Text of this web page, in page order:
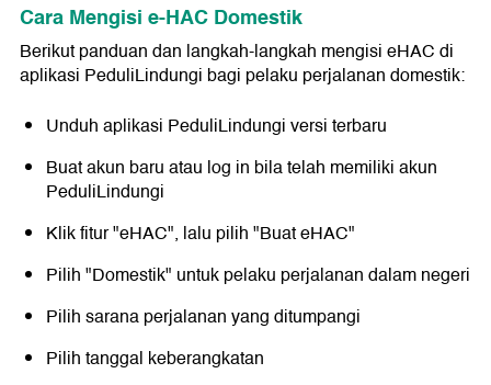
Cara Mengisi e-HAC Domestik
Berikut panduan dan langkah-langkah mengisi eHAC di
aplikasi PeduliLindungi bagi pelaku perjalanan domestik:
Unduh aplikasi PeduliLindungi versi terbaru
Buat akun baru atau log in bila telah memiliki akun
PeduliLindungi
Klik fitur "eHAC", lalu pilih "Buat eHAC"
Pilih "Domestik" untuk pelaku perjalanan dalam negeri
Pilih sarana perjalanan yang ditumpangi
Pilih tanggal keberangkatan